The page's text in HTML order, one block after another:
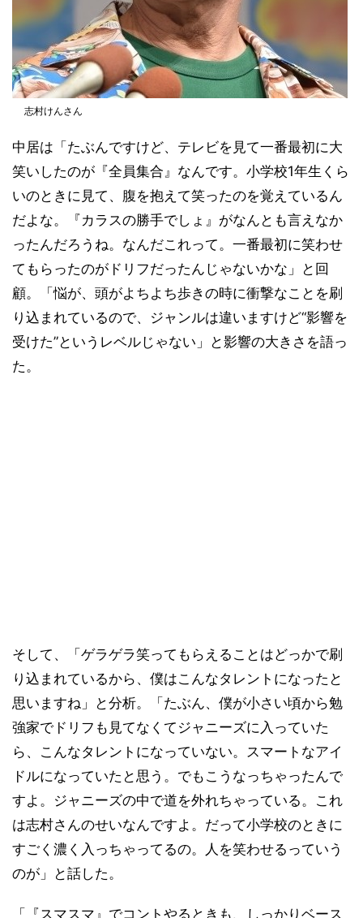
志村けんさん
中居は「たぶんですけど、テレビを見て一番最初に大
笑いしたのが『全員集合』なんです。小学校1年生くら
いのときに見て、腹を抱えて笑ったのを覚えているん
だよな。『カラスの勝手でしょ』がなんとも言えなか
ったんだろうね。なんだこれって。一番最初に笑わせ
てもらったのがドリフだったんじゃないかな」と回
顧。「悩が、頭がよちよち歩きの時に衝撃なことを刷
り込まれているので、ジャンルは違いますけど“影響を
受けた”というレベルじゃない」と影響の大きさを語っ
た。
そして、「ゲラゲラ笑ってもらえることはどっかで刷
り込まれているから、僕はこんなタレントになったと
思いますね」と分析。「たぶん、僕が小さい頃から勉
強家でドリフも見てなくてジャニーズに入っていた
ら、こんなタレントになっていない。スマートなアイ
ドルになっていたと思う。でもこうなっちゃったんで
すよ。ジャニーズの中で道を外れちゃっている。これ
は志村さんのせいなんですよ。だって小学校のときに
すごく濃く入っちゃってるの。人を笑わせるっていう
のが」と話した。
「『スマスマ』でコントやるときも、しっかりベース